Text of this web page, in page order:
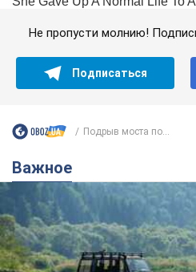
Не пропусти молнию!
Подписаться
Подрыв моста по...
Важное